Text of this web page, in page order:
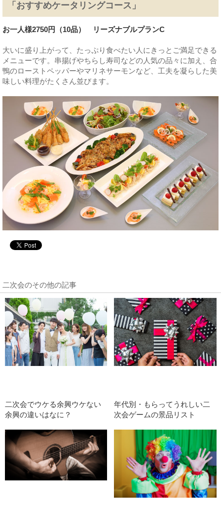
「おすすめケータリングコース」
お一人様2750円（10品） リーズナブルプランC
大いに盛り上がって、たっぷり食べたい人にきっとご満足できる
メニューです。串揚げやちらし寿司などの人気の品々に加え、合
鴨のローストペッパーやマリネサーモンなど、工夫を凝らした美
味しい料理がたくさん並びます。
二次会のその他の記事
二次会でウケる余興ウケない
余興の違いはなに？
年代別・もらってうれしい二
次会ゲームの景品リスト